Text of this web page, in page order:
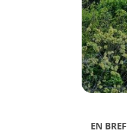
EN BREF